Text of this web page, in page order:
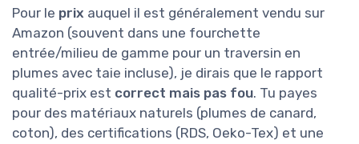
Pour le prix auquel il est généralement vendu sur
Amazon (souvent dans une fourchette
entrée/milieu de gamme pour un traversin en
plumes avec taie incluse), je dirais que le rapport
qualité-prix est correct mais pas fou. Tu payes
pour des matériaux naturels (plumes de canard,
coton), des certifications (RDS, Oeko-Tex) et une